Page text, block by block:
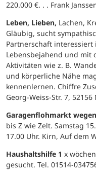
220.000 €. . . Frank
Leben, Lieben, Lachen,
Gläubig, sucht
Partnerschaft
Lebensbejahend und mit
Aktivitäten wie z. B.
und körperliche Nähe
kennenlernen. Chiffre
Georg-Weiss-Str. 7,
Garagenflohmarkt wegen
bis Z wie Zelt. Samstag
17.00 Uhr. Kirn, Auf dem
Haushaltshilfe 1 x
gesucht. Tel. 01514-